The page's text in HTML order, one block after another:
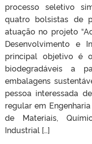
processo seletivo
quatro bolsistas de
atuação no projeto
Desenvolvimento e
principal objetivo é
biodegradáveis a
embalagens
pessoa interessada
regular em
de Materiais,
Industrial […]